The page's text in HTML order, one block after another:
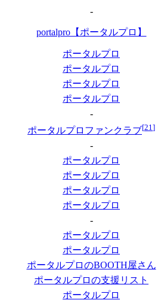
-
portalpro【ポータルプロ】
ポータルプロ
ポータルプロ
ポータルプロ
ポータルプロ
-
ポータルプロファンクラブ[21]
-
ポータルプロ
ポータルプロ
ポータルプロ
ポータルプロ
-
ポータルプロ
ポータルプロ
ポータルプロのBOOTH屋さん
ポータルプロの支援リスト
ポータルプロ